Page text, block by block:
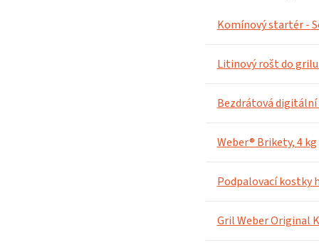
Komínový startér -
Litinový rošt do
Bezdrátová
Weber® Brikety, 4 kg
Podpalovací kostky
Gril Weber Original